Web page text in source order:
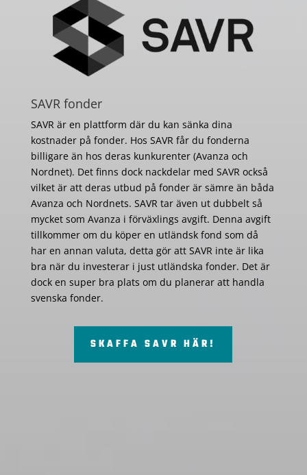
SAVR fonder
SAVR är en plattform där du kan sänka dina
kostnader på fonder. Hos SAVR får du fonderna
billigare än hos deras kunkurenter (Avanza och
Nordnet). Det finns dock nackdelar med SAVR också
vilket är att deras utbud på fonder är sämre än båda
Avanza och Nordnets. SAVR tar även ut dubbelt så
mycket som Avanza i förväxlings avgift. Denna avgift
tillkommer om du köper en utländsk fond som då
har en annan valuta, detta gör att SAVR inte är lika
bra när du investerar i just utländska fonder. Det är
dock en super bra plats om du planerar att handla
svenska fonder.
SKAFFA SAVR HÄR!